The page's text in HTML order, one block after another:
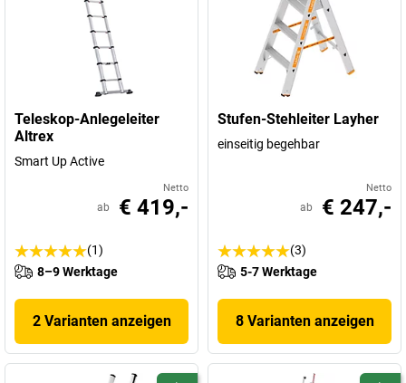
Teleskop-Anlegeleiter
Altrex
Smart Up Active
Netto
ab € 419,-
(1)
8–9 Werktage
2 Varianten anzeigen
Stufen-Stehleiter Layher
einseitig begehbar
Netto
ab € 247,-
(3)
5-7 Werktage
8 Varianten anzeigen